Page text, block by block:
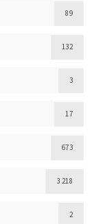
89
132
3
17
673
3 218
2